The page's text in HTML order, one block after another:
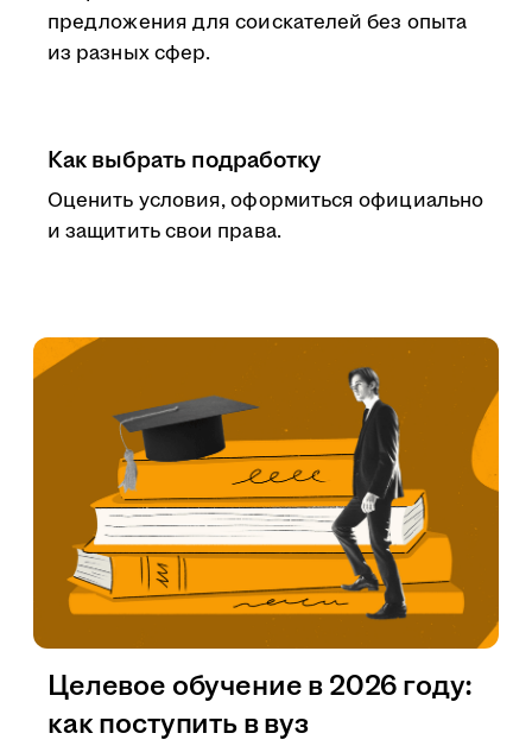
предложения для соискателей без опыта
из разных сфер.
Как выбрать подработку
Оценить условия, оформиться официально
и защитить свои права.
Целевое обучение в 2026 году:
как поступить в вуз